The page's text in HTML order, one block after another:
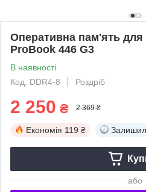
Оперативна пам'ять для
ProBook 446 G3
В наявності
Код: DDR4-8
Роздріб
2 250 ₴ 2 369 ₴
Економія 119 ₴
або